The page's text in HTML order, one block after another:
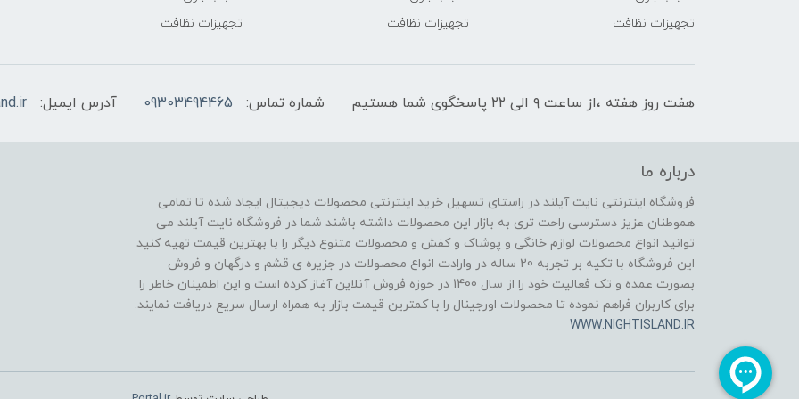
تجهیزات نظافت
تجهیزات نظافت
تجهیزات نظافت
هفت روز هفته ،از ساعت ۹ الی ۲۲ پاسخگوی شما هستیم شماره تماس: 09303494465 آدرس ایمیل:
درباره ما
فروشگاه اینترنتی نایت آیلند در راستای تسهیل خرید اینترنتی محصولات دیجیتال ایجاد شده تا تمامی
هموطنان عزیز دسترسی راحت تری به بازار این محصولات داشته باشند شما در فروشگاه نایت آیلند می
توانید انواع محصولات لوازم خانگی و پوشاک و کفش و محصولات متنوع دیگر را با بهترین قیمت تهیه کنید
این فروشگاه با تکیه بر تجربه 20 ساله در وارادت انواع محصولات در جزیره ی قشم و درگهان و فروش
بصورت عمده و تک فعالیت خود را از سال 1400 در حوزه فروش آنلاین آغاز کرده است و این اطمینان خاطر را
برای کاربران فراهم نموده تا محصولات اورجینال را با کمترین قیمت بازار به همراه ارسال سریع دریافت نمایند.
WWW.NIGHTISLAND.IR